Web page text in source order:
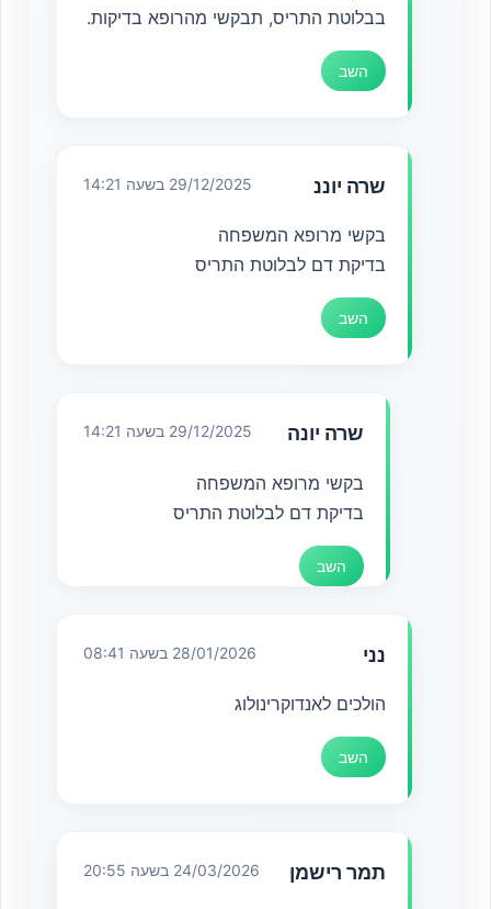
בבלוטת התריס, תבקשי מהרופא בדיקות.
השב
שרה יוננ 29/12/2025 בשעה 14:21
בקשי מרופא המשפחה
בדיקת דם לבלוטת התריס
השב
שרה יונה 29/12/2025 בשעה 14:21
בקשי מרופא המשפחה
בדיקת דם לבלוטת התריס
השב
נני 28/01/2026 בשעה 08:41
הולכים לאנדוקרינולוג
השב
תמר רישמן 24/03/2026 בשעה 20:55